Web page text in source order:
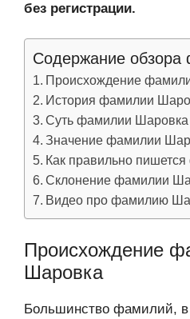
без регистрации.
Содержание обзора
Происхождение
История фамилии
Суть фамилии Шаровка
Значение фамилии
Как правильно
Склонение фамилии
Видео про фамилию
Происхождение
Шаровка
Большинство фамилий,